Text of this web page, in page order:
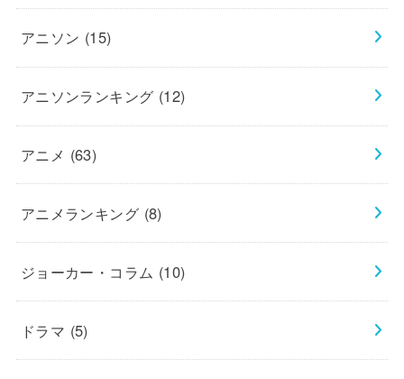
アニソン (15)
アニソンランキング (12)
アニメ (63)
アニメランキング (8)
ジョーカー・コラム (10)
ドラマ (5)